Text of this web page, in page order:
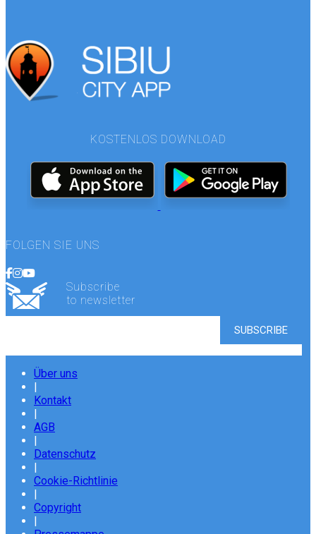
KOSTENLOS DOWNLOAD
FOLGEN SIE UNS
Subscribe
to newsletter
Über uns
Kontakt
AGB
Datenschutz
Cookie-Richtlinie
Copyright